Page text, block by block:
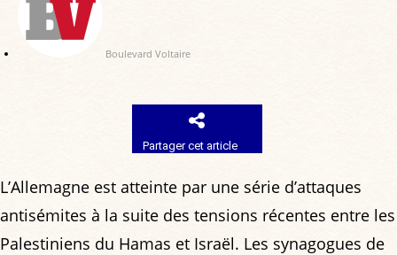
Boulevard Voltaire
Partager cet article
L’Allemagne est atteinte par une série d’attaques
antisémites à la suite des tensions récentes entre les
Palestiniens du Hamas et Israël. Les synagogues de